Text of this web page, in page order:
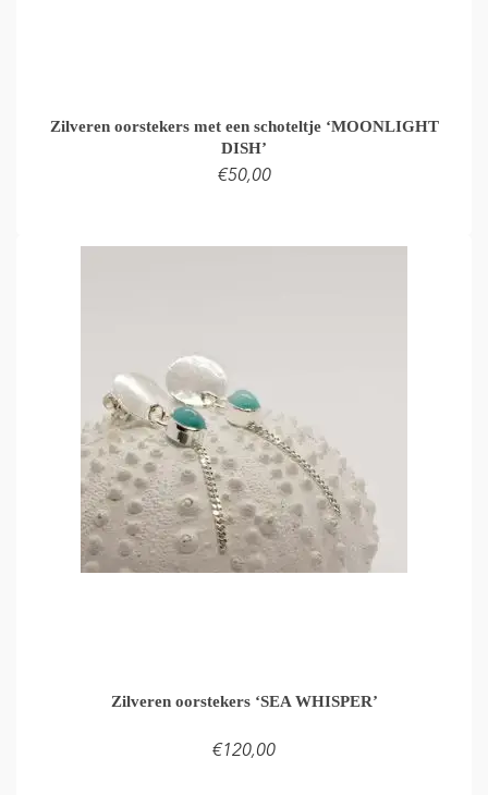
Zilveren oorstekers met een schoteltje ‘MOONLIGHT
DISH’
€50,00
Zilveren oorstekers ‘SEA WHISPER’
€120,00